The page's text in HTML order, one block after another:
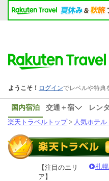
国内宿泊 交通＋宿 レン
楽天トラベルトップ> 人気ホテ
【注目のエリ
ア】
札